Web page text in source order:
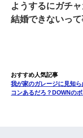
ようするにガチ
結婚できないっ
我が家のガレージに見知
コンあるだろ？DOWNの